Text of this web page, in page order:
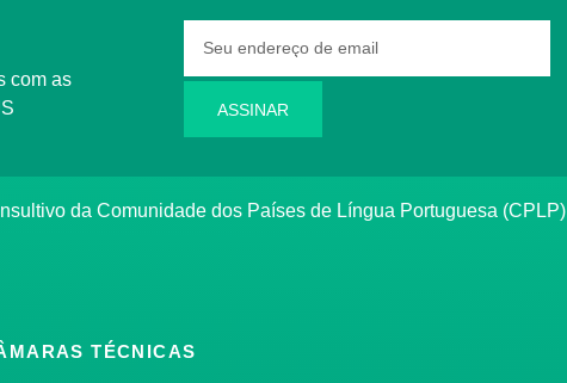
ASSINAR
da Comunidade dos Países de Língua Portuguesa (CPLP)
TÉCNICAS